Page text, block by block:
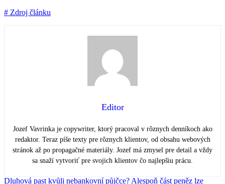
# Zdroj článku
Editor
Jozef Vavrinka je copywriter, ktorý pracoval v rôznych denníkoch ako
redaktor. Teraz píše texty pre rôznych klientov, od obsahu webových
stránok až po propagačné materiály. Jozef má zmysel pre detail a vždy
sa snaží vytvoriť pre svojich klientov čo najlepšiu prácu.
Dluhová past kvůli nebankovní půjčce? Alespoň část peněz lze